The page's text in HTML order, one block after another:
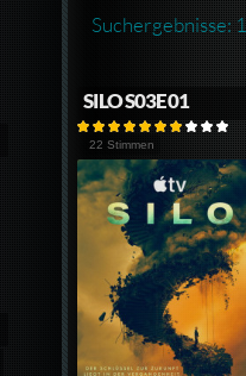
Suchergebnisse: 1
SILO S03E01
22 Stimmen